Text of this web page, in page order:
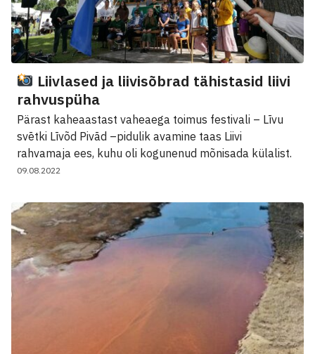
Liivlased ja liivisõbrad tähistasid liivi
rahvuspüha
Pärast kaheaastast vaheaega toimus festivali – Līvu
svētki Līvõd Pivād –pidulik avamine taas Liivi
rahvamaja ees, kuhu oli kogunenud mõnisada külalist.
09.08.2022